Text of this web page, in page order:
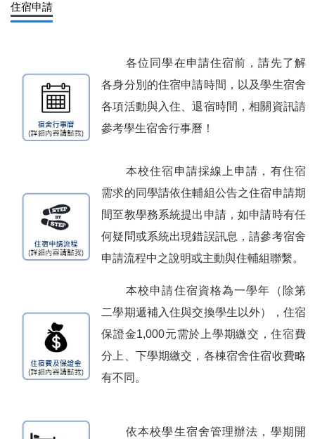
住宿申請
各位同學在申請住宿前，請先了解
各身分別的住宿申請時間，以及學生宿舍
各項活動與入住、退宿時間，相關資訊請
參考學生宿舍行事曆！
本校住宿申請採線上申請，有住宿
需求的同學請依住輔組公告之住宿申請期
間至教學務系統提出申請，如申請時有任
何疑問或系統出現錯誤訊息，請參考宿舍
申請流程中之說明或主動與住輔組聯繫。
本校申請住宿資格為一學年（除第
二學期遞補入住與交換學生以外），住宿
保證金1,000元需於上學期繳交，住宿費
分上、下學期繳交，各棟宿舍住宿收費略
有不同。
依本校學生宿舍管理辦法，學期開